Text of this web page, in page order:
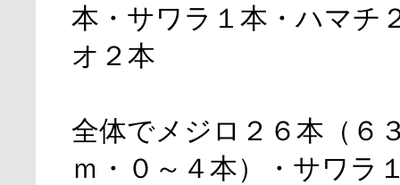
本・サワラ１本・ハマチ
オ２本
全体でメジロ２６本（６
ｍ・０～４本）・サワラ